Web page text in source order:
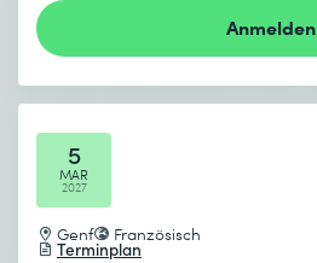
Anmelden
5
MAR
2027
Genf Französisch
Terminplan